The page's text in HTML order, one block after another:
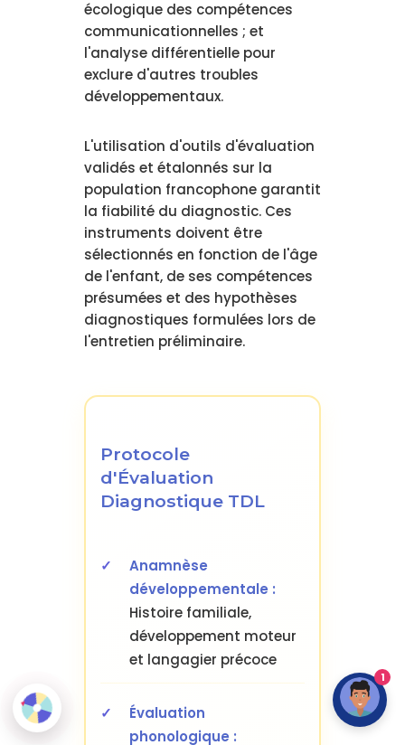
écologique des compétences
communicationnelles ; et
l'analyse différentielle pour
exclure d'autres troubles
développementaux.
L'utilisation d'outils d'évaluation
validés et étalonnés sur la
population francophone garantit
la fiabilité du diagnostic. Ces
instruments doivent être
sélectionnés en fonction de l'âge
de l'enfant, de ses compétences
présumées et des hypothèses
diagnostiques formulées lors de
l'entretien préliminaire.
Protocole
d'Évaluation
Diagnostique TDL
Anamnèse
développementale :
Histoire familiale,
développement moteur
et langagier précoce
Évaluation
phonologique :
1